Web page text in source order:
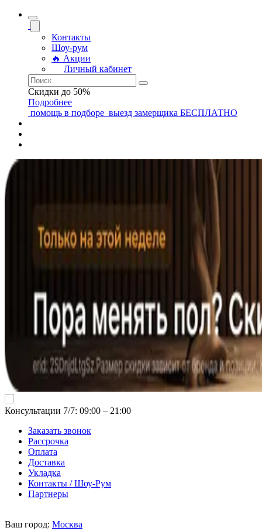
Контакты
Шоу-рум
🔥 Акции
Личный кабинет
Скидки до 50%
Подробнее
помощь в подборе выезд замерщика БЕСПЛАТНО
Консультации 7/7: 09:00 ‒ 21:00
Заказать звонок
Рассрочка
Оплата
Доставка
Укладка
Контакты / Шоу-Рум
Партнеры
Ваш город: Москва